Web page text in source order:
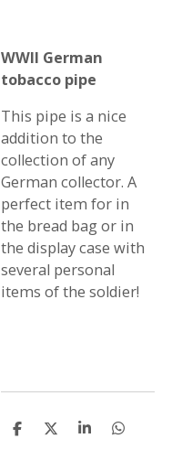
WWII German
tobacco pipe
This pipe is a nice
addition to the
collection of any
German collector. A
perfect item for in
the bread bag or in
the display case with
several personal
items of the soldier!
S
S
S
S